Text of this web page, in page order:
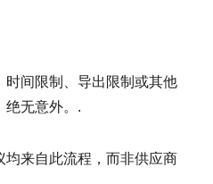
时间限制、导出限制或其他
绝无意外。.
均来自此流程，而非供应商